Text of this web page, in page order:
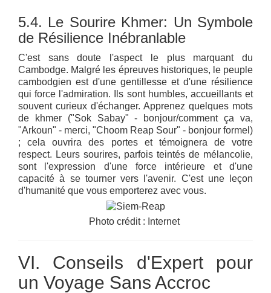
5.4. Le Sourire Khmer: Un Symbole
de Résilience Inébranlable
C'est sans doute l'aspect le plus marquant du
Cambodge. Malgré les épreuves historiques, le peuple
cambodgien est d'une gentillesse et d'une résilience
qui force l'admiration. Ils sont humbles, accueillants et
souvent curieux d'échanger. Apprenez quelques mots
de khmer ("Sok Sabay" - bonjour/comment ça va,
"Arkoun" - merci, "Choom Reap Sour" - bonjour formel)
; cela ouvrira des portes et témoignera de votre
respect. Leurs sourires, parfois teintés de mélancolie,
sont l'expression d'une force intérieure et d'une
capacité à se tourner vers l'avenir. C'est une leçon
d'humanité que vous emporterez avec vous.
Photo crédit : Internet
VI. Conseils d'Expert pour
un Voyage Sans Accroc